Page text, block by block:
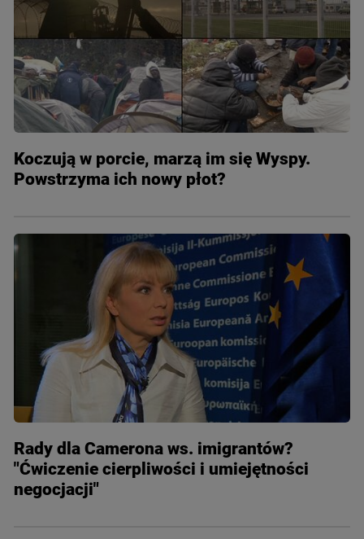
Koczują w porcie, marzą im się Wyspy.
Powstrzyma ich nowy płot?
Rady dla Camerona ws. imigrantów?
"Ćwiczenie cierpliwości i umiejętności
negocjacji"